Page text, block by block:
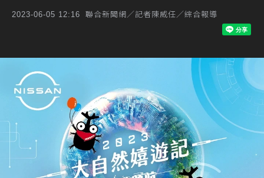
2023-06-05 12:16 聯合新聞網／記者陳威任／綜合報導